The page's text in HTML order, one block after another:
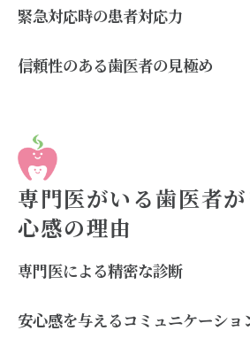
緊急対応時の患者対応力
信頼性のある歯医者の見極め
専門医がいる歯医者
心感の理由
専門医による精密な診断
安心感を与えるコミュニケーショ